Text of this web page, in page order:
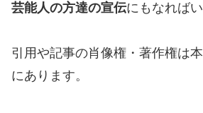
芸能人の方達の宣伝にもなれば
引用や記事の肖像権・著作権は
にあります。